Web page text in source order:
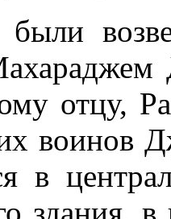
отцу,
воинов
в
здания,